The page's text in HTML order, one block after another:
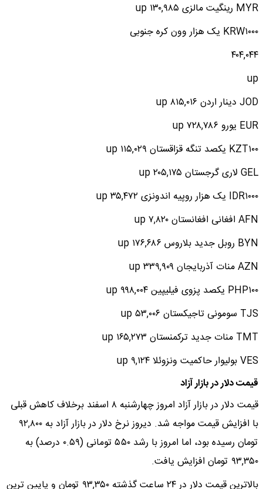
MYR رینگیت مالزی ۱۳۰,۹۸۵ up
KRW۱۰۰۰ یک هزار وون کره جنوبی
۴۰۴,۰۴۴
up
JOD دینار اردن ۸۱۵,۰۱۶ up
EUR یورو ۷۲۸,۷۸۶ up
KZT۱۰۰ یکصد تنگه قزاقستان ۱۱۵,۰۲۹ up
GEL لاری گرجستان ۲۰۵,۱۷۵ up
IDR۱۰۰۰ یک هزار روپیه اندونزی ۳۵,۴۷۲ up
AFN افغانی افغانستان ۷,۸۲۰ up
BYN روبل جدید بلاروس ۱۷۶,۶۸۶ up
AZN منات آذربایجان ۳۳۹,۹۰۹ up
PHP۱۰۰ یکصد پزوی فیلیپین ۹۹۸,۰۰۴ up
TJS سومونی تاجیکستان ۵۳,۰۰۶ up
TMT منات جدید ترکمنستان ۱۶۵,۲۷۳ up
VES بولیوار حاکمیت ونزوئلا ۹,۱۲۴ up
قیمت دلار در بازار آزاد
قیمت دلار در بازار آزاد امروز چهارشنبه ۸ اسفند برخلاف کاهش قبلی
با افزایش قیمت مواجه شد. دیروز نرخ دلار در بازار آزاد به ۹۲,۸۰۰
تومان رسیده بود، اما امروز با رشد ۵۵۰ تومانی (۰.۵۹ درصد) به
۹۳,۳۵۰ تومان افزایش یافت.
بالاترین قیمت دلار در ۲۴ ساعت گذشته ۹۳,۳۵۰ تومان و پایین ترین